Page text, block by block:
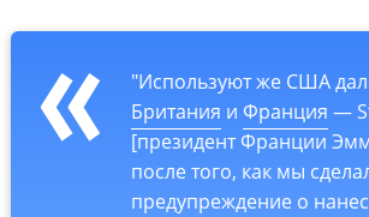
"Используют же США
Британия и Франция —
[президент Франции
после того, как мы
предупреждение о